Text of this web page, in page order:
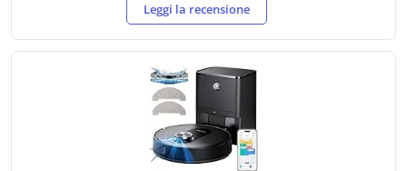
Leggi la recensione